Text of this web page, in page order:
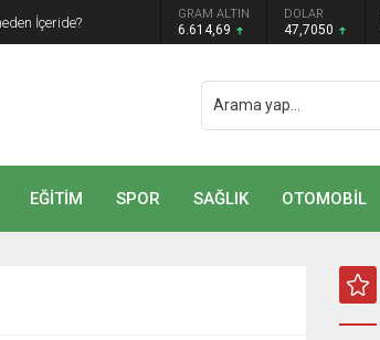
İçeride? GRAM ALTIN
6.614,69
DOLAR
47,7050
EĞİTİM SPOR SAĞLIK OTOMOBİL